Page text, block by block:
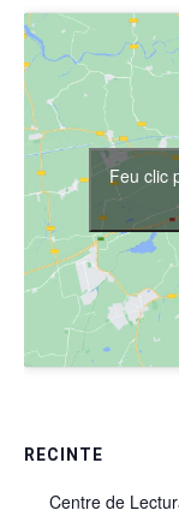
RECINTE
Centre de
Feu clic